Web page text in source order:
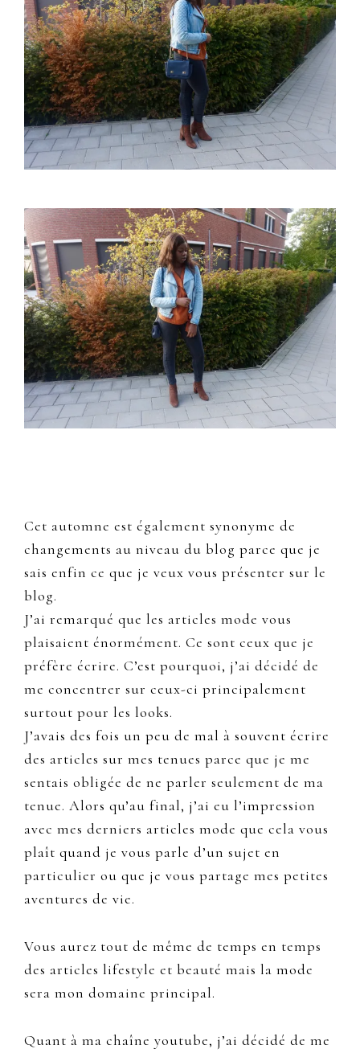
Cet automne est également synonyme de
changements au niveau du blog parce que je
sais enfin ce que je veux vous présenter sur le
blog.
J’ai remarqué que les articles mode vous
plaisaient énormément. Ce sont ceux que je
préfère écrire. C’est pourquoi, j’ai décidé de
me concentrer sur ceux-ci principalement
surtout pour les looks.
J’avais des fois un peu de mal à souvent écrire
des articles sur mes tenues parce que je me
sentais obligée de ne parler seulement de ma
tenue. Alors qu’au final, j’ai eu l’impression
avec mes derniers articles mode que cela vous
plaît quand je vous parle d’un sujet en
particulier ou que je vous partage mes petites
aventures de vie.
Vous aurez tout de même de temps en temps
des articles lifestyle et beauté mais la mode
sera mon domaine principal.
Quant à ma chaîne youtube, j’ai décidé de me